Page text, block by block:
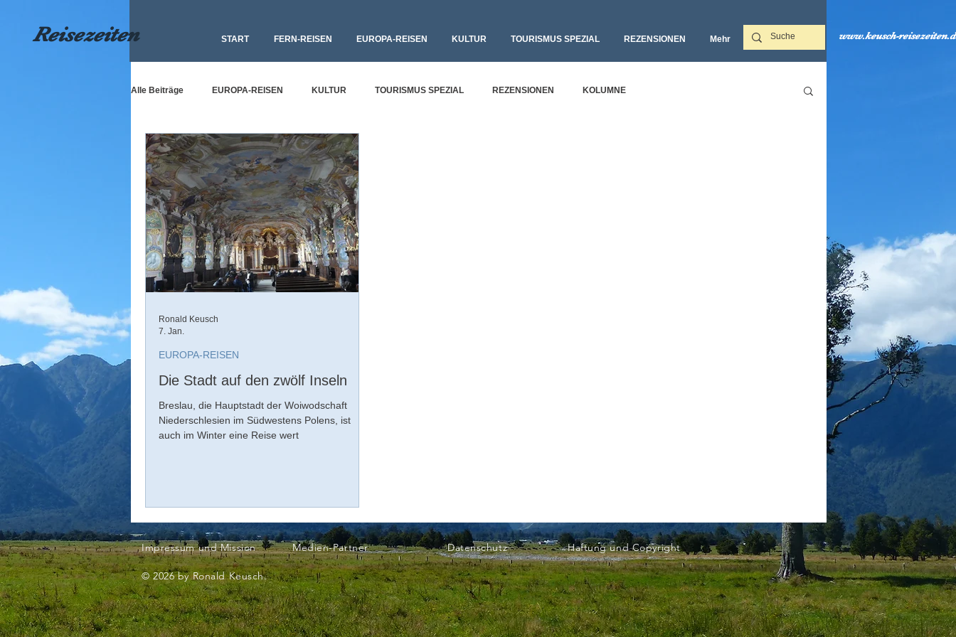
Reisezeiten START FERN-REISEN EUROPA-REISEN KULTUR TOURISMUS SPEZIAL REZENSIONEN Mehr‎ www.keusch-
Alle Beiträge EUROPA-REISEN KULTUR TOURISMUS SPEZIAL REZENSIONEN KOLUMNE
Die Stadt auf den zwölf Inseln
Breslau, die Hauptstadt der Woiwodschaft
Niederschlesien im Südwestens Polens, ist
auch im Winter eine Reise wert
EUROPA-REISEN
Ronald Keusch
7. Jan.
Impressum und Mission Medien-Partner Datenschutz Haftung und Copyright
© 2026 by Ronald Keusch.